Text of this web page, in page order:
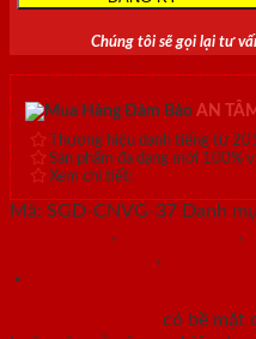
Chúng tôi sẽ gọi lại tư
AN
Thương hiệu danh tiếng từ
Sản phẩm đa dạng mới 100%
Xem chi tiết:
Mã: SGD-CNVG-37 Danh
, ,
,
có bề mặt